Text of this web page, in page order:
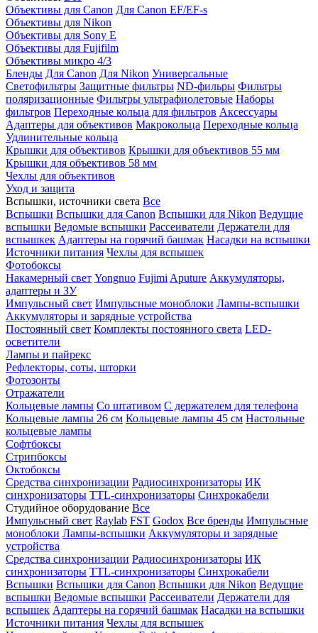
Объективы для Canon Для Canon EF/EF-s
Объективы для Nikon
Объективы для Sony E
Объективы для Fujifilm
Объективы микро 4/3
Бленды Для Canon Для Nikon Универсальные
Светофильтры Защитные фильтры ND-фильры Фильтры
поляризационные Фильтры ультрафиолетовые Наборы
фильтров Переходные кольца для фильтров Аксессуары
Адаптеры для объективов Макрокольца Переходные кольца
Удлинительные кольца
Крышки для объективов Крышки для объективов 55 мм
Крышки для объективов 58 мм
Чехлы для объективов
Уход и защита
Вспышки, источники света Все
Вспышки Вспышки для Canon Вспышки для Nikon Ведущие
вспышки Ведомые вспышки Рассеиватели Держатели для
вспышкек Адаптеры на горячий башмак Насадки на вспышки
Источники питания Чехлы для вспышек
Фотобоксы
Накамерный свет Yongnuo Fujimi Aputure Аккумуляторы,
адаптеры и ЗУ
Импульсный свет Импульсные моноблоки Лампы-вспышки
Аккумуляторы и зарядные устройства
Постоянный свет Комплекты постоянного света LED-
осветители
Лампы и пайрекс
Рефлекторы, соты, шторки
Фотозонты
Отражатели
Кольцевые лампы Со штативом С держателем для телефона
Кольцевые лампы 26 см Кольцевые лампы 45 см Настольные
кольцевые лампы
Софтбоксы
Стрипбоксы
Октобоксы
Средства синхронизации Радиосинхронизаторы ИК
синхронизаторы TTL-синхронизаторы Синхрокабели
Студийное оборудование Все
Импульсный свет Raylab FST Godox Все бренды Импульсные
моноблоки Лампы-вспышки Аккумуляторы и зарядные
устройства
Средства синхронизации Радиосинхронизаторы ИК
синхронизаторы TTL-синхронизаторы Синхрокабели
Вспышки Вспышки для Canon Вспышки для Nikon Ведущие
вспышки Ведомые вспышки Рассеиватели Держатели для
вспышек Адаптеры на горячий башмак Насадки на вспышки
Источники питания Чехлы для вспышек